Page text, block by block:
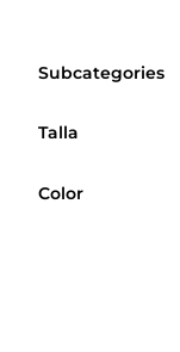
Subcategories
Talla
Color